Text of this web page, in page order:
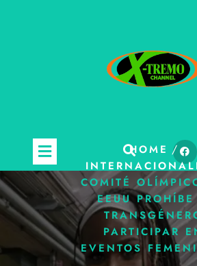
HOME /
COMITÉ
EEUU
PARTICIPAR
EVENTOS